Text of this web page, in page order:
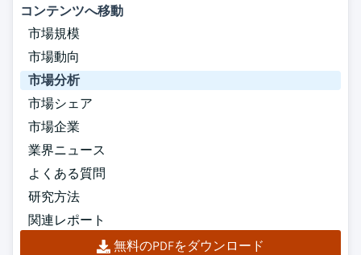
コンテンツへ移動
市場規模
市場動向
市場分析
市場シェア
市場企業
業界ニュース
よくある質問
研究方法
関連レポート
無料のPDFをダウンロード